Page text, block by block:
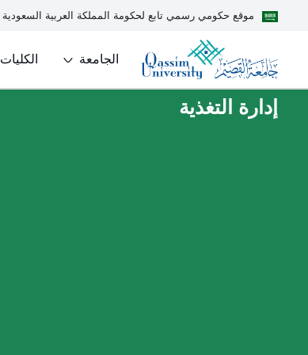
موقع حكومي رسمي تابع لحكومة المملكة العربية السعودية
الجامعة الكليات
إدارة التغذية